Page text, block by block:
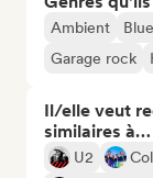
Ambient
Garage rock
Il/elle veut
similaires à…
U2